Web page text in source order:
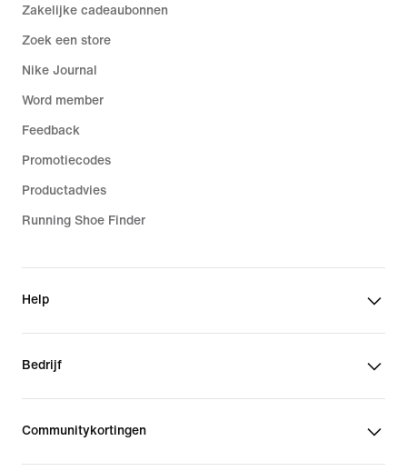
Zakelijke cadeaubonnen
Zoek een store
Nike Journal
Word member
Feedback
Promotiecodes
Productadvies
Running Shoe Finder
Help
Bedrijf
Communitykortingen